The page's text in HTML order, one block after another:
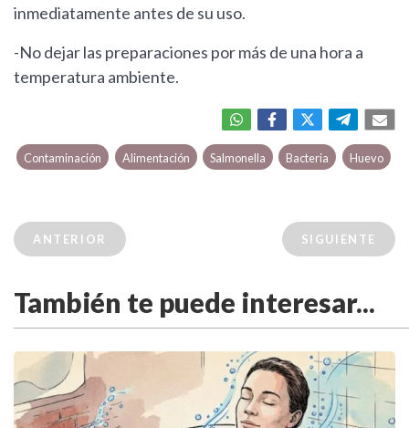
inmediatamente antes de su uso.
-No dejar las preparaciones por más de una hora a
temperatura ambiente.
Contaminación Alimentación Salmonella Bacteria Huevo
ANTERIOR SIGUIENTE
También te puede interesar...